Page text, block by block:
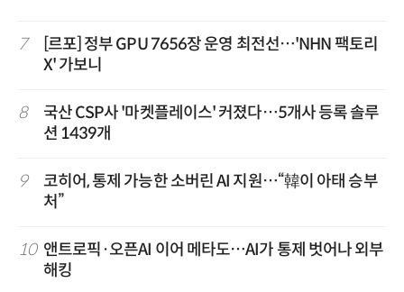
7
[르포] 정부 GPU 7656장 운영 최전선…'NHN 팩토리
X' 가보니
8
국산 CSP사 '마켓플레이스' 커졌다…5개사 등록 솔루
션 1439개
9
코히어, 통제 가능한 소버린 AI 지원…“韓이 아태 승부
처”
10 앤트로픽·오픈AI 이어 메타도…AI가 통제 벗어나 외부
해킹